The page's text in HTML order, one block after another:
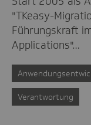
"TKeasy-
Führungskraft
Applications"…
Verantwortung